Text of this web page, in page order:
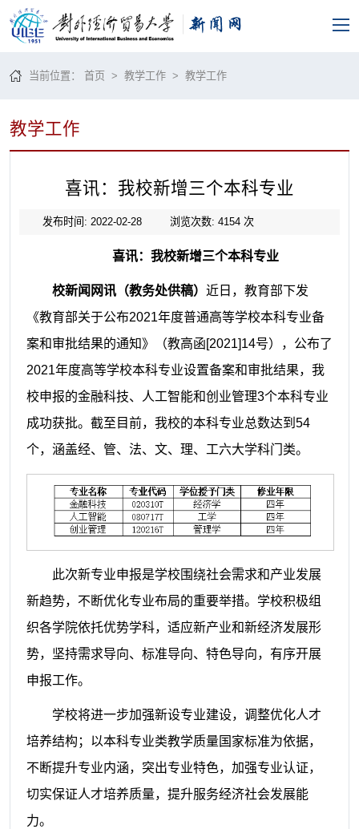
当前位置：首页 >教学工作 >教学工作
教学工作
喜讯：我校新增三个本科专业
发布时间: 2022-02-28 浏览次数: 4154次
喜讯：我校新增三个本科专业
校新闻网讯（教务处供稿） 近日，教育部下发
《教育部关于公布2021年度普通高等学校本科专业备
案和审批结果的通知》（教高函[2021]14号），公布了
2021年度高等学校本科专业设置备案和审批结果，我
校申报的金融科技、人工智能和创业管理3个本科专业
成功获批。截至目前，我校的本科专业总数达到54
个，涵盖经、管、法、文、理、工六大学科门类。
此次新专业申报是学校围绕社会需求和产业发展
新趋势，不断优化专业布局的重要举措。学校积极组
织各学院依托优势学科，适应新产业和新经济发展形
势，坚持需求导向、标准导向、特色导向，有序开展
申报工作。
学校将进一步加强新设专业建设，调整优化人才
培养结构；以本科专业类教学质量国家标准为依据，
不断提升专业内涵，突出专业特色，加强专业认证，
切实保证人才培养质量，提升服务经济社会发展能
力。